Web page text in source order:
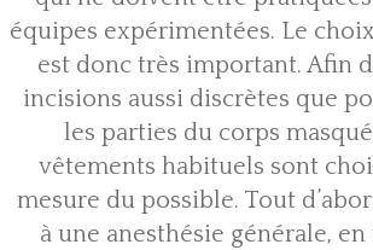
équipes expérimentées. Le
est donc très important. Afin
incisions aussi discrètes que
les parties du corps
vêtements habituels sont
mesure du possible. Tout
à une anesthésie générale,